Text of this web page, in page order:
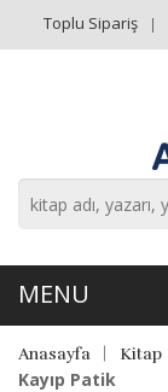
Toplu Sipariş
Anasayfa Kitap
Kayıp Patik